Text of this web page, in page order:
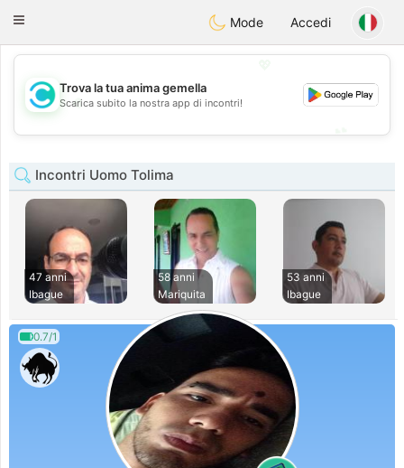
olombiaCitas
Toggle
Mode Accedi
💖
💕
Trova la tua anima gemella
Scarica subito la nostra app di incontri!
Incontri Uomo Tolima
47 anni
Ibague
58 anni
Mariquita
53 anni
Ibague
0.7/1